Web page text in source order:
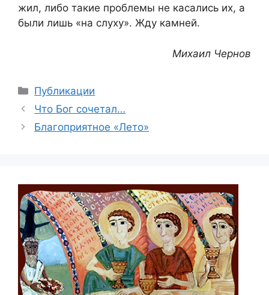
жил, либо такие проблемы не касались их, а
были лишь «на слуху». Жду камней.
Михаил Чернов
Рубрики
Публикации
Что Бог сочетал…
Благоприятное «Лето»